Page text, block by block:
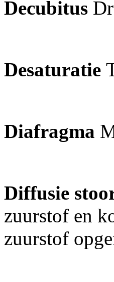
Decubitus
Desaturatie
Diafragma
Diffusie
zuurstof en
zuurstof